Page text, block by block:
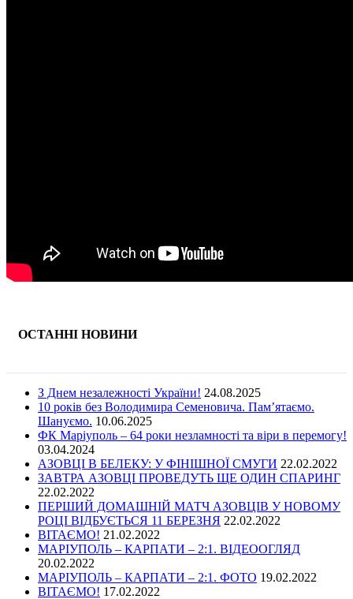
ОСТАННІ НОВИНИ
З Днем незалежності України! 24.08.2025
10 років без Володимира Семеновича. Пам’ятаємо.
Шануємо. 10.06.2025
ФК Маріуполь – 64 роки незламності та віри в перемогу!
03.04.2024
АЗОВЦІ В БЕЛЕКУ: У ФІНІШНОЇ СМУГИ 22.02.2022
ЗАВТРА АЗОВЦІ ПРОВЕДУТЬ ЩЕ ОДИН СПАРИНГ
22.02.2022
ПЕРШИЙ ДОМАШНІЙ МАТЧ АЗОВЦІВ У НОВОМУ
РОЦІ ВІДБУЄТЬСЯ 11 БЕРЕЗНЯ 22.02.2022
ВІТАЄМО! 21.02.2022
МАРІУПОЛЬ – КАРПАТИ – 2:1. ВІДЕООГЛЯД
20.02.2022
МАРІУПОЛЬ – КАРПАТИ – 2:1. ФОТО 19.02.2022
ВІТАЄМО! 17.02.2022